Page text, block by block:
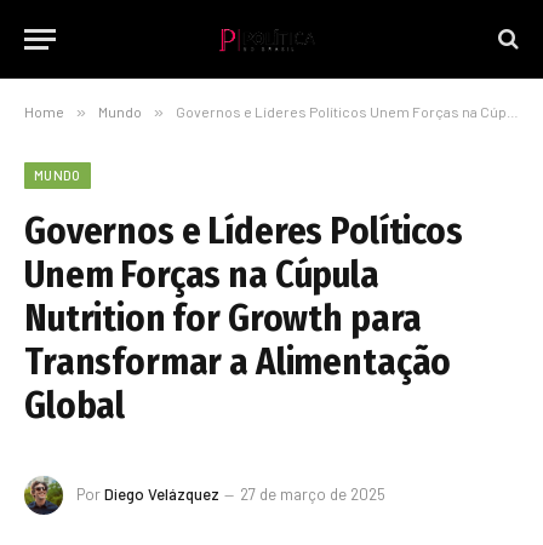
Home » Mundo » Governos e Líderes Políticos Unem Forças na Cúpula Nutrition for Growth para Transformar a Alimentação Global
MUNDO
Governos e Líderes Políticos
Unem Forças na Cúpula
Nutrition for Growth para
Transformar a Alimentação
Global
PorDiego Velázquez 27 de março de 2025